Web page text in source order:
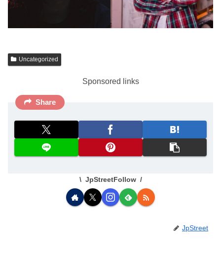
Uncategorized
Sponsored links
Share
JpStreetFollow
JpStreet